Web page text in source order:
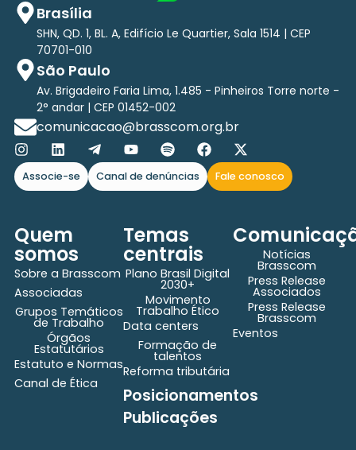
Brasília
SHN, QD. 1, BL. A, Edifício Le Quartier, Sala 1514 | CEP
70701-010
São Paulo
Av. Brigadeiro Faria Lima, 1.485 - Pinheiros Torre norte -
2° andar | CEP 01452-002
comunicacao@brasscom.org.br
Associe-se Canal de denúncias Fale conosco
Quem
somos
Sobre a Brasscom
Associadas
Grupos Temáticos
de Trabalho
Órgãos
Estatutários
Estatuto e Normas
Canal de Ética
Temas
centrais
Plano Brasil Digital
2030+
Movimento
Trabalho Ético
Data centers
Formação de
talentos
Reforma tributária
Posicionamentos
Publicações
Notícias
Brasscom
Press Release
Associados
Press Release
Brasscom
Eventos